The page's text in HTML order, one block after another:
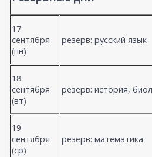
17
сентября
(пн)
резерв: русский язык
18
сентября
(вт)
резерв: история,
19
сентября
(ср)
резерв: математика